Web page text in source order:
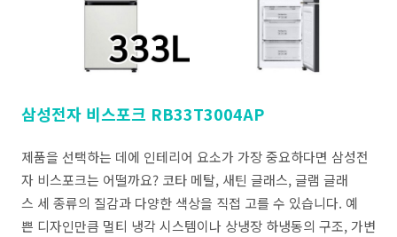
삼성전자 비스포크 RB33T3004AP
제품을 선택하는 데에 인테리어 요소가 가장 중요하다면 삼성전
자 비스포크는 어떨까요? 코타 메탈, 새틴 글래스, 글램 글래
스 세 종류의 질감과 다양한 색상을 직접 고를 수 있습니다. 예
쁜 디자인만큼 멀티 냉각 시스템이나 상냉장 하냉동의 구조, 가변